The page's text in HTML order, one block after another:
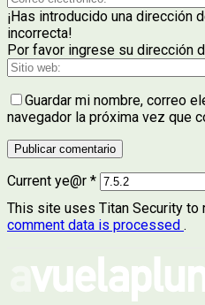
¡Has introducido una dirección
incorrecta!
Por favor ingrese su dirección
Guardar mi nombre, correo
navegador la próxima vez que
Current ye@r *
This site uses Titan Security to
comment data is processed .